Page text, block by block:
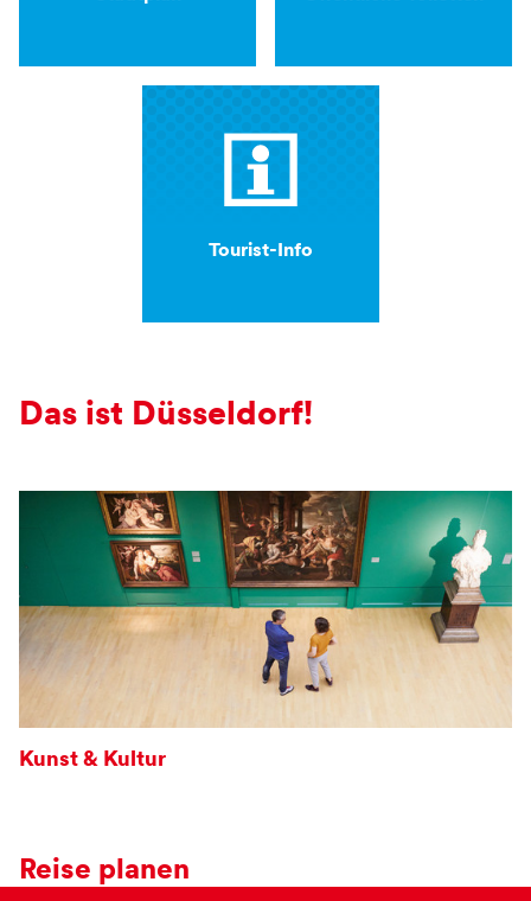
Tourist-Info
Verweis: Das ist Düsseldorf
Das ist Düsseldorf!
Kunst & Kultur
Reise planen